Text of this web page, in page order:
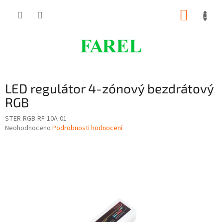
LED regulátor 4-zónový bezdrátový
RGB
STER-RGB-RF-10A-01
Průměrné
Neohodnoceno Podrobnosti hodnocení